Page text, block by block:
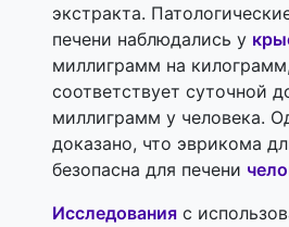
экстракта.
печени наблюдались у
миллиграмм на
соответствует суточной
миллиграмм у человека.
доказано, что эврикома
безопасна для печени
Исследования с